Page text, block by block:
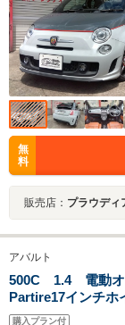
無
料
販売店： プラウディ
アバルト
500C 1.4 電動オ
Partire17インチ
レコ/バックカメ
購入プラン付